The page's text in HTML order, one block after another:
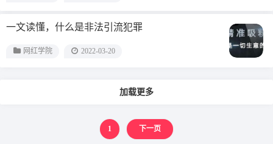
一文读懂，什么是非法引流犯罪
网红学院 2022-03-20
加载更多
1 下一页